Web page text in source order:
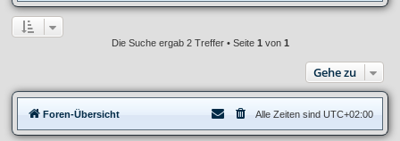
Die Suche ergab 2 Treffer • Seite 1 von 1
Gehe zu
Foren-Übersicht Alle Zeiten sind UTC+02:00